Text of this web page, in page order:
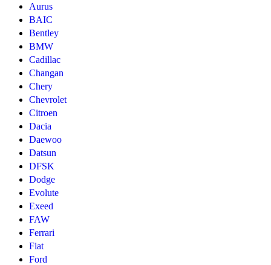
Aurus
BAIC
Bentley
BMW
Cadillac
Changan
Chery
Chevrolet
Citroen
Dacia
Daewoo
Datsun
DFSK
Dodge
Evolute
Exeed
FAW
Ferrari
Fiat
Ford